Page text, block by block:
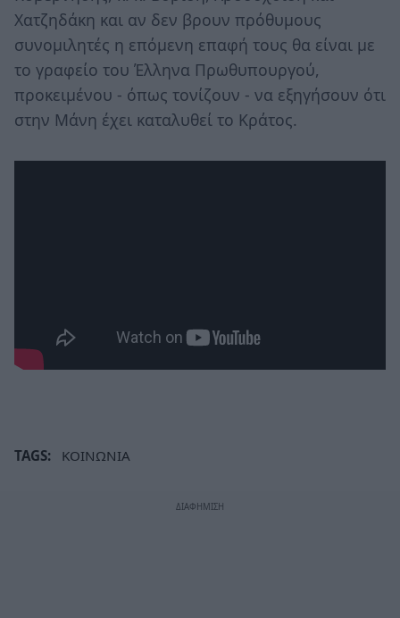
Χατζηδάκη και αν δεν βρουν πρόθυμους
συνομιλητές η επόμενη επαφή τους θα είναι με
το γραφείο του Έλληνα Πρωθυπουργού,
προκειμένου - όπως τονίζουν - να εξηγήσουν ότι
στην Μάνη έχει καταλυθεί το Κράτος.
TAGS: ΚΟΙΝΩΝΙΑ